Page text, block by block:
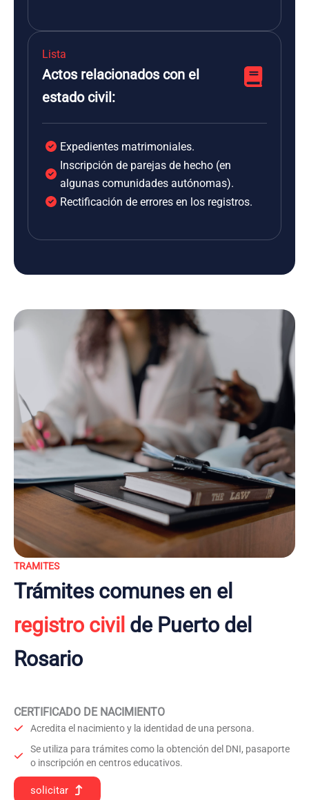
Lista
Actos relacionados con el
estado civil:
Expedientes matrimoniales.
Inscripción de parejas de hecho (en
algunas comunidades autónomas).
Rectificación de errores en los registros.
TRAMITES
Trámites comunes en el
registro civil de Puerto del
Rosario
CERTIFICADO DE NACIMIENTO
Acredita el nacimiento y la identidad de una persona.
Se utiliza para trámites como la obtención del DNI, pasaporte
o inscripción en centros educativos.
solicitar